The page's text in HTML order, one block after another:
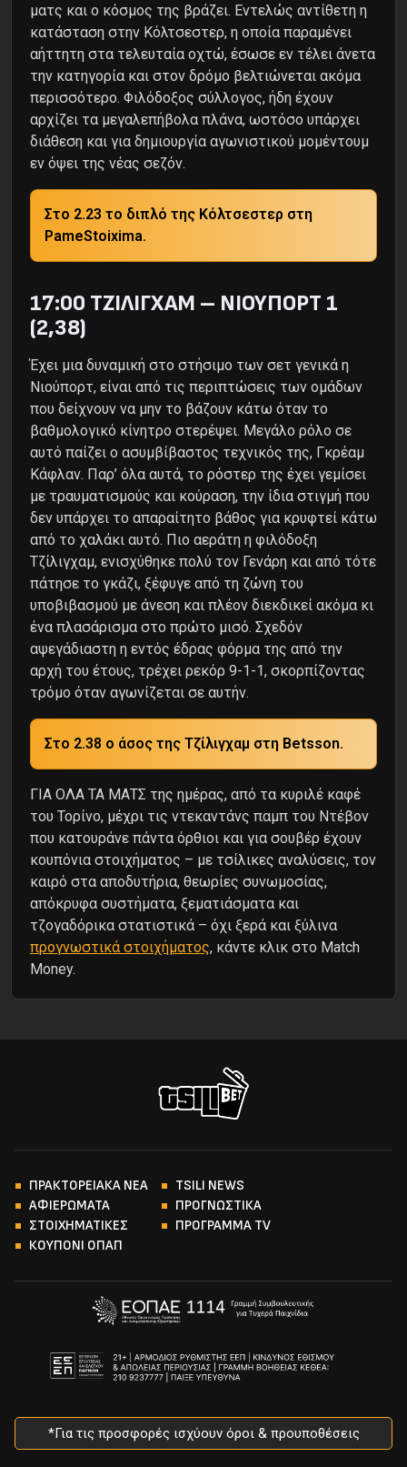
ματς και ο κόσμος της βράζει. Εντελώς αντίθετη η
κατάσταση στην Κόλτσεστερ, η οποία παραμένει
αήττητη στα τελευταία οχτώ, έσωσε εν τέλει άνετα
την κατηγορία και στον δρόμο βελτιώνεται ακόμα
περισσότερο. Φιλόδοξος σύλλογος, ήδη έχουν
αρχίζει τα μεγαλεπήβολα πλάνα, ωστόσο υπάρχει
διάθεση και για δημιουργία αγωνιστικού μομέντουμ
εν όψει της νέας σεζόν.
Στο 2.23 το διπλό της Κόλτσεστερ στη
PameStoixima.
17:00 ΤΖΙΛΙΓΧΑΜ – ΝΙΟΥΠΟΡΤ 1
(2,38)
Έχει μια δυναμική στο στήσιμο των σετ γενικά η
Νιούπορτ, είναι από τις περιπτώσεις των ομάδων
που δείχνουν να μην το βάζουν κάτω όταν το
βαθμολογικό κίνητρο στερέψει. Μεγάλο ρόλο σε
αυτό παίζει ο ασυμβίβαστος τεχνικός της, Γκρέαμ
Κάφλαν. Παρ’ όλα αυτά, το ρόστερ της έχει γεμίσει
με τραυματισμούς και κούραση, την ίδια στιγμή που
δεν υπάρχει το απαραίτητο βάθος για κρυφτεί κάτω
από το χαλάκι αυτό. Πιο αεράτη η φιλόδοξη
Τζίλιγχαμ, ενισχύθηκε πολύ τον Γενάρη και από τότε
πάτησε το γκάζι, ξέφυγε από τη ζώνη του
υποβιβασμού με άνεση και πλέον διεκδικεί ακόμα κι
ένα πλασάρισμα στο πρώτο μισό. Σχεδόν
αψεγάδιαστη η εντός έδρας φόρμα της από την
αρχή του έτους, τρέχει ρεκόρ 9-1-1, σκορπίζοντας
τρόμο όταν αγωνίζεται σε αυτήν.
Στο 2.38 ο άσος της Τζίλιγχαμ στη Betsson.
ΓΙΑ ΟΛΑ ΤΑ ΜΑΤΣ της ημέρας, από τα κυριλέ καφέ
του Τορίνο, μέχρι τις ντεκαντάνς παμπ του Ντέβον
που κατουράνε πάντα όρθιοι και για σουβέρ έχουν
κουπόνια στοιχήματος – με τσίλικες αναλύσεις, τον
καιρό στα αποδυτήρια, θεωρίες συνωμοσίας,
απόκρυφα συστήματα, ξεματιάσματα και
τζογαδόρικα στατιστικά – όχι ξερά και ξύλινα
προγνωστικά στοιχήματος, κάντε κλικ στο Match
Money.
ΠΡΑΚΤΟΡΕΙΑΚΑ ΝΕΑ
TSILI NEWS
ΑΦΙΕΡΩΜΑΤΑ
ΠΡΟΓΝΩΣΤΙΚΑ
ΣΤΟΙΧΗΜΑΤΙΚΕΣ
ΠΡΟΓΡΑΜΜΑ TV
ΚΟΥΠΟΝΙ ΟΠΑΠ
*Για τις προσφορές ισχύουν όροι & προυποθέσεις